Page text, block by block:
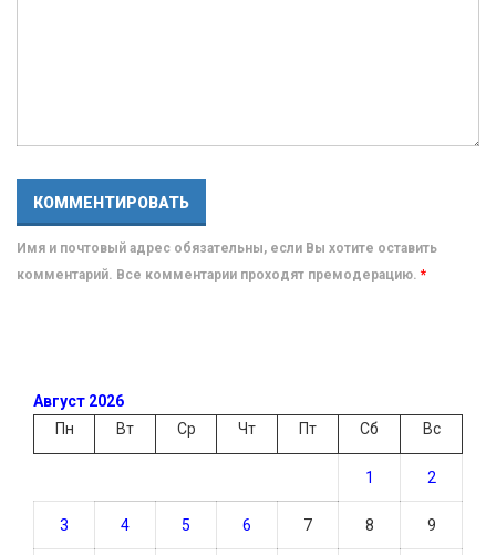
Имя и почтовый адрес обязательны, если Вы хотите оставить
комментарий. Все комментарии проходят премодерацию. *
Август 2026
Пн
Вт Ср Чт Пт Сб Вс
1 2
3 4 5 6 7 8 9